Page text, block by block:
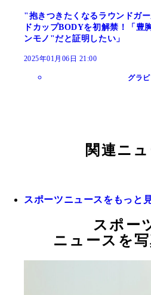
"抱きつきたくなるラウンドガ
ドカップBODYを初解禁！「豊
ンモノ"だと証明したい」
2025年01月06日 21:00
グラ
関連ニ
スポーツニュースをもっと
スポー
ニュースを